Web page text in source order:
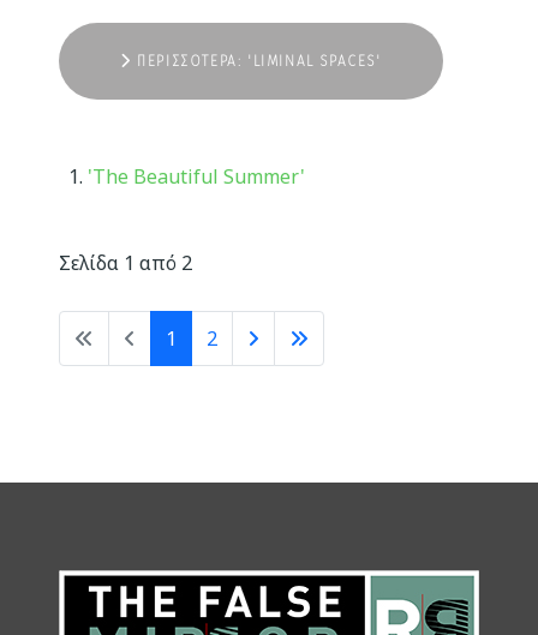
ΠΕΡΙΣΣΌΤΕΡΑ: 'LIMINAL SPACES'
'The Beautiful Summer'
Σελίδα 1 από 2
1 2